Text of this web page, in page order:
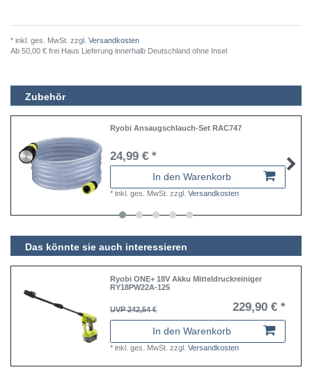
* inkl. ges. MwSt. zzgl. Versandkosten
Ab 50,00 € frei Haus Lieferung innerhalb Deutschland ohne Insel
Zubehör
Ryobi Ansaugschlauch-Set RAC747
24,99 € *
In den Warenkorb
*inkl. ges. MwSt. zzgl.Versandkosten
Das könnte sie auch interessieren
Ryobi ONE+ 18V Akku Mitteldruckreiniger
RY18PW22A-125
UVP 242,54 € 229,90 € *
In den Warenkorb
*inkl. ges. MwSt. zzgl.Versandkosten